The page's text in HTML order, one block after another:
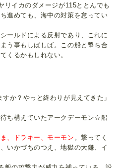
リイカのダメージが115ととんでも
進めても、海中の対策を怠ってい
ールドによる反射であり、これに
う事もしばしば。この船と撃ち合
くるかもしれない。
か？やっと終わりが見えてきた」
ち構えていたアークデーモン☆船
、ドラキー、モーモン 。撃ってく
いかづちのつえ、地獄の大鎌、イ